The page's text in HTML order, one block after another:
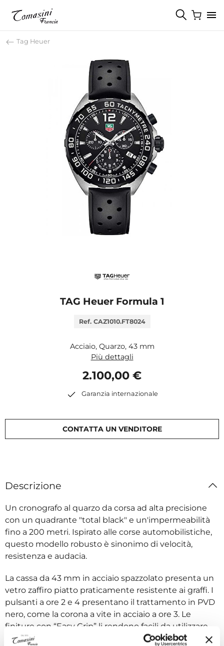
Tag Heuer
TAG Heuer Formula 1
Ref. CAZ1010.FT8024
Acciaio, Quarzo, 43 mm
Più dettagli
2.100,00 €
Garanzia internazionale
CONTATTA UN VENDITORE
Descrizione
Un cronografo al quarzo da corsa ad alta precisione
con un quadrante "total black" e un'impermeabilità
fino a 200 metri. Ispirato alle corse automobilistiche,
questo modello robusto è sinonimo di velocità,
resistenza e audacia.
La cassa da 43 mm in acciaio spazzolato presenta un
vetro zaffiro piatto praticamente resistente ai graffi. I
pulsanti a ore 2 e 4 presentano il trattamento in PVD
nero, come la corona a vite in acciaio a ore 3. Le
finiture con “Easy Grip” li rendono facili da utilizzare,
anche con i guanti da corsa.